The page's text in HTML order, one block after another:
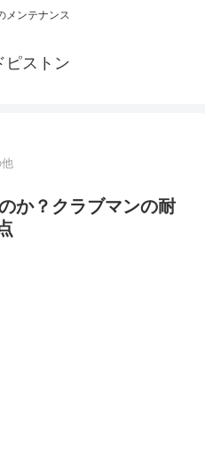
メンテナンス
ピストン
他
か？クラブマンの耐